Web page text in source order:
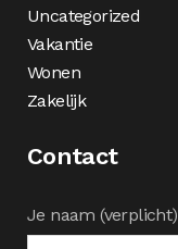
Uncategorized
Vakantie
Wonen
Zakelijk
Contact
Je naam (verplicht)